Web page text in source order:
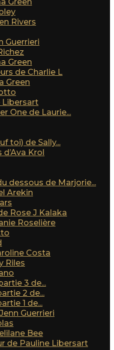
Rivers
Guerrieri
Green
de Charlie L
Green
Libersart
One de Laurie...
toi) de Sally...
Krol
dessous de Marjorie...
Arekin
Rose J Kalaka
Roselière
Costa
Riles
3 de...
2 de...
1 de...
Guerrieri
Bee
de Pauline Libersart